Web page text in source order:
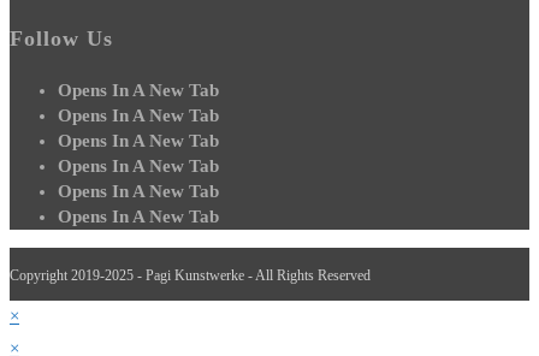
Follow Us
Opens In A New Tab
Opens In A New Tab
Opens In A New Tab
Opens In A New Tab
Opens In A New Tab
Opens In A New Tab
Copyright 2019-2025 - Pagi Kunstwerke - All Rights Reserved
×
×